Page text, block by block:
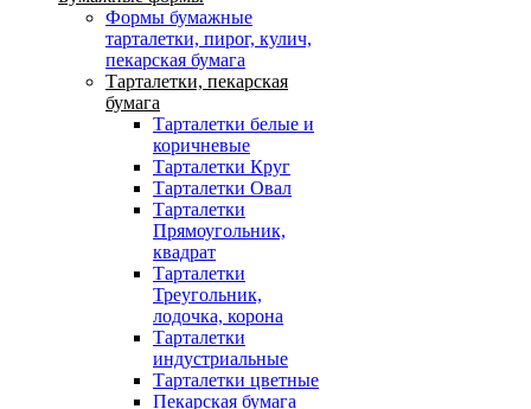
Формы бумажные
тарталетки, пирог, кулич,
пекарская бумага
Тарталетки, пекарская
бумага
Тарталетки белые и
коричневые
Тарталетки Круг
Тарталетки Овал
Тарталетки
Прямоугольник,
квадрат
Тарталетки
Треугольник,
лодочка, корона
Тарталетки
индустриальные
Тарталетки цветные
Пекарская бумага